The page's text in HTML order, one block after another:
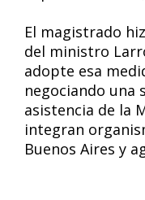
El magistrado
del ministro
adopte esa
negociando una
asistencia de la
integran
Buenos Aires y